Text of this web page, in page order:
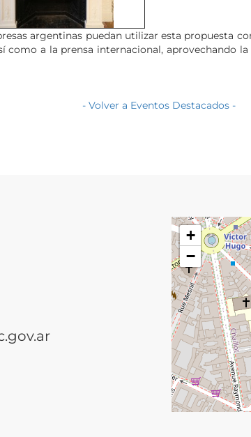
argentinas puedan utilizar esta propuesta
como a la prensa internacional, aprovechando
- Volver a Eventos Destacados -
+
−